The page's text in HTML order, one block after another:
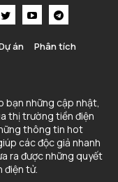
án Phân tích
bạn những cập nhật,
thị trường tiền điện
thông tin hot
các độc giả nhanh
ra được những quyết
điện tử.